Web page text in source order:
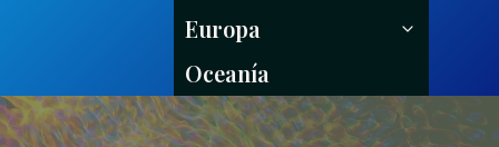
Europa
Alternar
Oceanía